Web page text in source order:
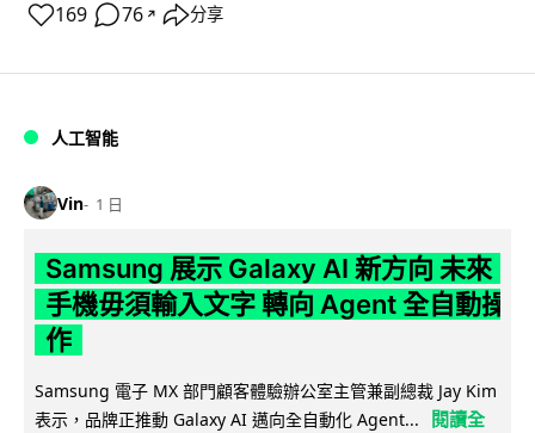
169 76 ↗ 分享
人工智能
Vin 1 日
Samsung 展示 Galaxy AI 新方向 未來
手機毋須輸入文字 轉向 Agent 全自動操
作
Samsung 電子 MX 部門顧客體驗辦公室主管兼副總裁 Jay Kim
表示，品牌正推動 Galaxy AI 邁向全自動化 Agent...
閱讀全